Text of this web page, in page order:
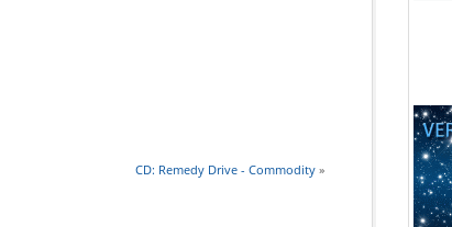
CD: Remedy Drive - Commodity»